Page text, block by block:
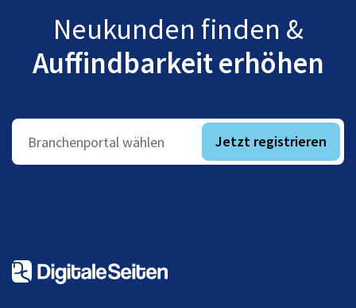
Neukunden finden &
Auffindbarkeit erhöhen
Branchenportal wählen Jetzt registrieren